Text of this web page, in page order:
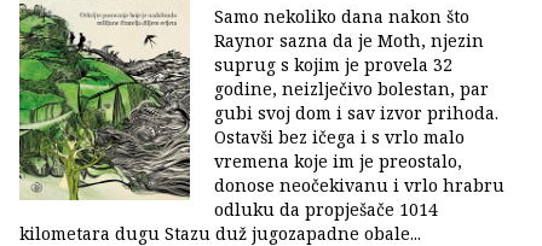
Samo nekoliko dana nakon što
Raynor sazna da je Moth, njezin
suprug s kojim je provela 32
godine, neizlječivo bolestan, par
gubi svoj dom i sav izvor prihoda.
Ostavši bez ičega i s vrlo malo
vremena koje im je preostalo,
donose neočekivanu i vrlo hrabru
odluku da propješače 1014
kilometara dugu Stazu duž jugozapadne obale...